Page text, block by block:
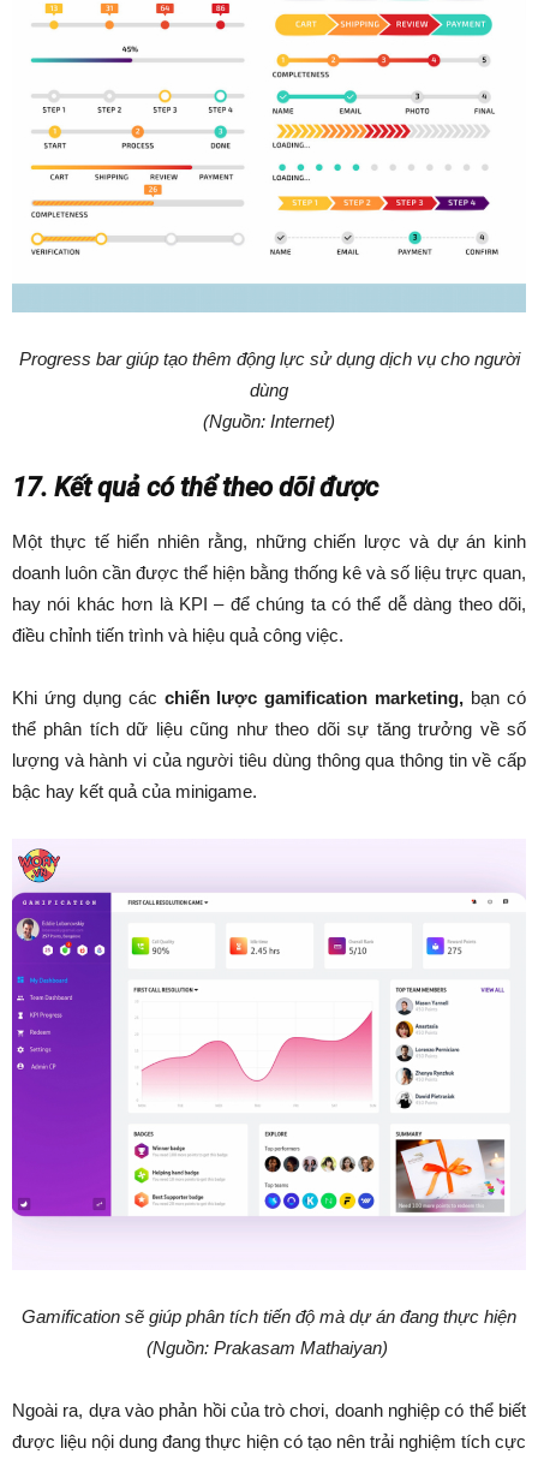
Progress bar giúp tạo thêm động lực sử dụng dịch vụ cho người
dùng
(Nguồn: Internet)
17. Kết quả có thể theo dõi được
Một thực tế hiển nhiên rằng, những chiến lược và dự án kinh
doanh luôn cần được thể hiện bằng thống kê và số liệu trực quan,
hay nói khác hơn là KPI – để chúng ta có thể dễ dàng theo dõi,
điều chỉnh tiến trình và hiệu quả công việc.
Khi ứng dụng các chiến lược gamification marketing, bạn có
thể phân tích dữ liệu cũng như theo dõi sự tăng trưởng về số
lượng và hành vi của người tiêu dùng thông qua thông tin về cấp
bậc hay kết quả của minigame.
Gamification sẽ giúp phân tích tiến độ mà dự án đang thực hiện
(Nguồn: Prakasam Mathaiyan)
Ngoài ra, dựa vào phản hồi của trò chơi, doanh nghiệp có thể biết
được liệu nội dung đang thực hiện có tạo nên trải nghiệm tích cực